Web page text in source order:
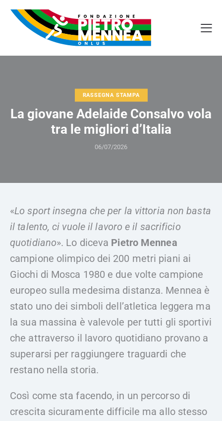
RASSEGNA STAMPA
La giovane Adelaide Consalvo vola
tra le migliori d’Italia
06/07/2026
«Lo sport insegna che per la vittoria non basta
il talento, ci vuole il lavoro e il sacrificio
quotidiano». Lo diceva Pietro Mennea
campione olimpico dei 200 metri piani ai
Giochi di Mosca 1980 e due volte campione
europeo sulla medesima distanza. Mennea è
stato uno dei simboli dell’atletica leggera ma
la sua massina è valevole per tutti gli sportivi
che attraverso il lavoro quotidiano provano a
superarsi per raggiungere traguardi che
restano nella storia.
Così come sta facendo, in un percorso di
crescita sicuramente difficile ma allo stesso